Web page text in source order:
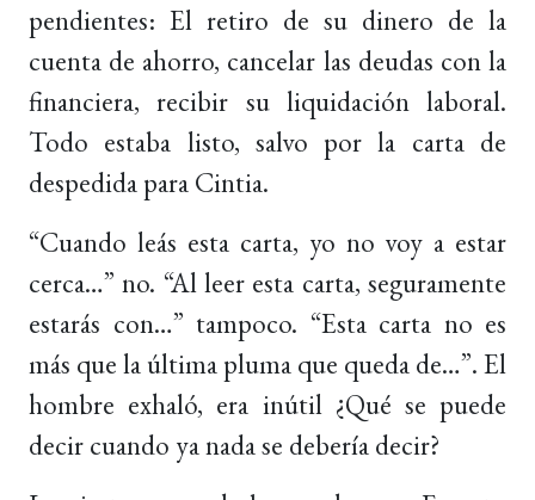
pendientes: El retiro de su dinero de la
cuenta de ahorro, cancelar las deudas con la
financiera, recibir su liquidación laboral.
Todo estaba listo, salvo por la carta de
despedida para Cintia.
“Cuando leás esta carta, yo no voy a estar
cerca…” no. “Al leer esta carta, seguramente
estarás con…” tampoco. “Esta carta no es
más que la última pluma que queda de…”. El
hombre exhaló, era inútil ¿Qué se puede
decir cuando ya nada se debería decir?